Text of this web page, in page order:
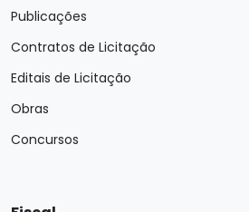
Publicações
Contratos de Licitação
Editais de Licitação
Obras
Concursos